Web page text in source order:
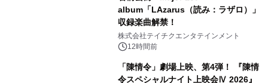
album「LAzarus（読み：ラザロ）」
収録楽曲解禁！
株式会社テイチクエンタテインメント
12時間前
「陳情令」劇場上映、第4弾！ 『陳情
令スペシャルナイト上映会Ⅳ 2026』